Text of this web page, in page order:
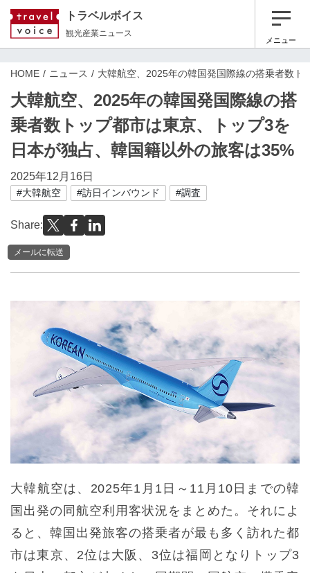
トラベルボイス
観光産業ニュース
メニュー
HOME ニュース 大韓航空、2025年の韓国発国際線の搭乗者数
大韓航空、2025年の韓国発国際線の搭
乗者数トップ都市は東京、トップ3を
日本が独占、韓国籍以外の旅客は35%
2025年12月16日
#大韓航空 #訪日インバウンド #調査
Share:
メールに転送
大韓航空は、2025年1月1日～11月10日までの韓
国出発の同航空利用客状況をまとめた。それによ
ると、韓国出発旅客の搭乗者が最も多く訪れた都
市は東京、2位は大阪、3位は福岡となりトップ3